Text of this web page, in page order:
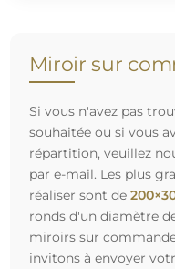
Miroir sur
Si vous n'avez pas
souhaitée ou si vous
répartition, veuillez
par e-mail. Les plus
réaliser sont de
ronds d'un diamètre
miroirs sur
invitons à envoyer